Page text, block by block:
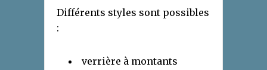
Différents styles sont possibles
:
verrière à montants